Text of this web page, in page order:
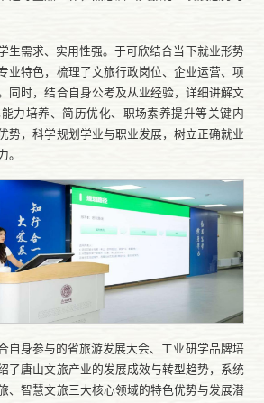
生需求、实用性强。于可欣结合当下就业形势
业特色，梳理了文旅行政岗位、企业运营、项
同时，结合自身公考及从业经验，详细讲解文
力培养、简历优化、职场素养提升等关键内
势，科学规划学业与职业发展，树立正确就业
。
自身参与的省旅游发展大会、工业研学品牌培
了唐山文旅产业的发展成效与转型趋势，系统
、智慧文旅三大核心领域的特色优势与发展潜